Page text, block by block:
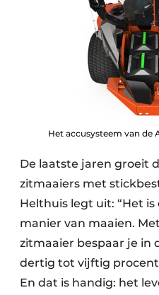
Het accusysteem van de
De laatste jaren groeit
zitmaaiers met
Helthuis legt uit: “Het
manier van maaien.
zitmaaier bespaar je in
dertig tot vijftig
En dat is handig: het